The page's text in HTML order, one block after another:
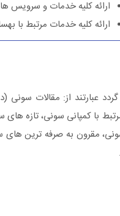
ارائه کلیه خدمات و سرویس
ارائه کلیه خدمات مرتبط با
از: مقالات سونی
با کمپانی سونی، تازه
مقرون به صرفه ترین